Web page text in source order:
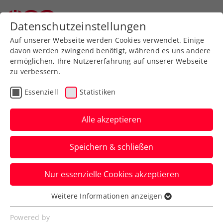
Zurück zur Newsübersicht
Turniere
ITF Jablonec nad Nisou:
Neumayer sichert sich
nächsten M25-Turniersieg
Die ÖTV-Zukunftshoffnung entscheidet
das Endspiel in Tschechien in drei Sätzen
für sich.
Verfasst von: Manuel Wachta, 05.06.2023
Datenschutzeinstellungen
Auf unserer Webseite werden Cookies verwendet. Einige
davon werden zwingend benötigt, während es uns andere
ermöglichen, Ihre Nutzererfahrung auf unserer Webseite
zu verbessern.
Essenziell Statistiken
Alle akzeptieren
Speichern & schließen
Nur essenzielle Cookies akzeptieren
Essenziell
Essenzielle Cookies werden für grundlegende
Weitere Informationen anzeigen
Powered by